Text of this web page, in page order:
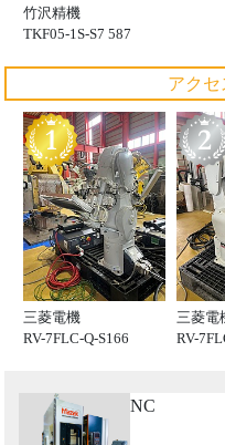
竹沢精機
TKF05-1S-S7 587
アク
三菱電機
RV-7FLC-Q-S166
三菱電
RV-
NC